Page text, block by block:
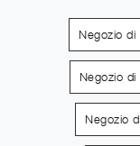
Negozio
Negozio
Negozio